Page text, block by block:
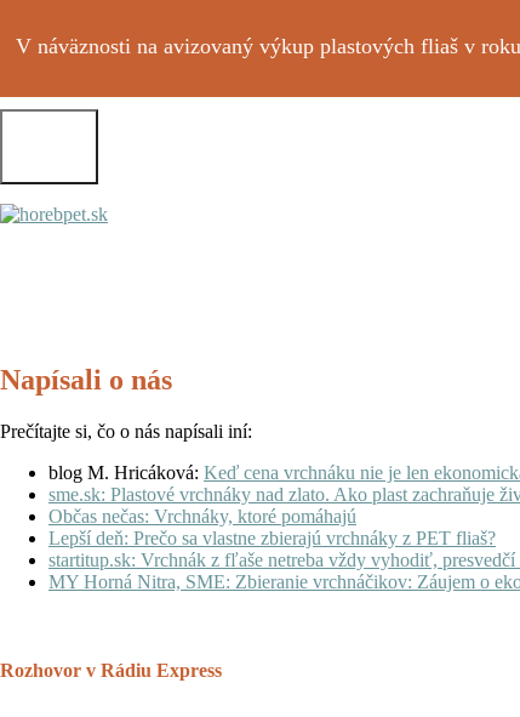
mainV náväznosti na avizovaný výkup plastových fliaš v
Napísali o nás
Prečítajte si, čo o nás napísali iní:
blog M. Hricáková: Keď cena vrchnáku nie je len
sme.sk: Plastové vrchnáky nad zlato. Ako plast zachraňuje
Občas nečas: Vrchnáky, ktoré pomáhajú
Lepší deň: Prečo sa vlastne zbierajú vrchnáky z PET fliaš?
startitup.sk: Vrchnák z fľaše netreba vždy vyhodiť,
MY Horná Nitra, SME: Zbieranie vrchnáčikov: Záujem o
Rozhovor v Rádiu Express